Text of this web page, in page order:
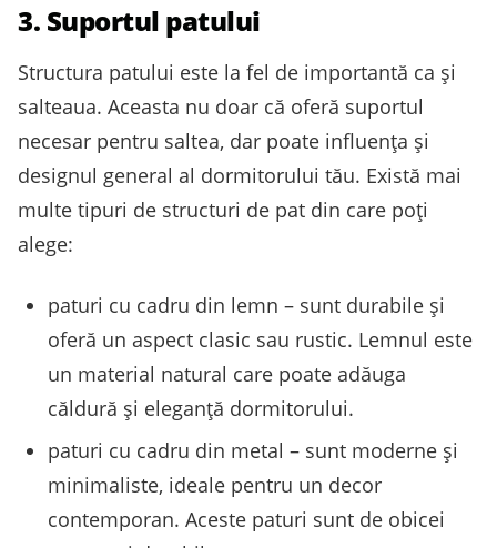
3. Suportul patului
Structura patului este la fel de importantă ca și
salteaua. Aceasta nu doar că oferă suportul
necesar pentru saltea, dar poate influența și
designul general al dormitorului tău. Există mai
multe tipuri de structuri de pat din care poți
alege:
paturi cu cadru din lemn – sunt durabile și
oferă un aspect clasic sau rustic. Lemnul este
un material natural care poate adăuga
căldură și eleganță dormitorului.
paturi cu cadru din metal – sunt moderne și
minimaliste, ideale pentru un decor
contemporan. Aceste paturi sunt de obicei